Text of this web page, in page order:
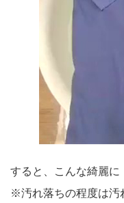
すると、こんな綺麗に
※汚れ落ちの程度は汚